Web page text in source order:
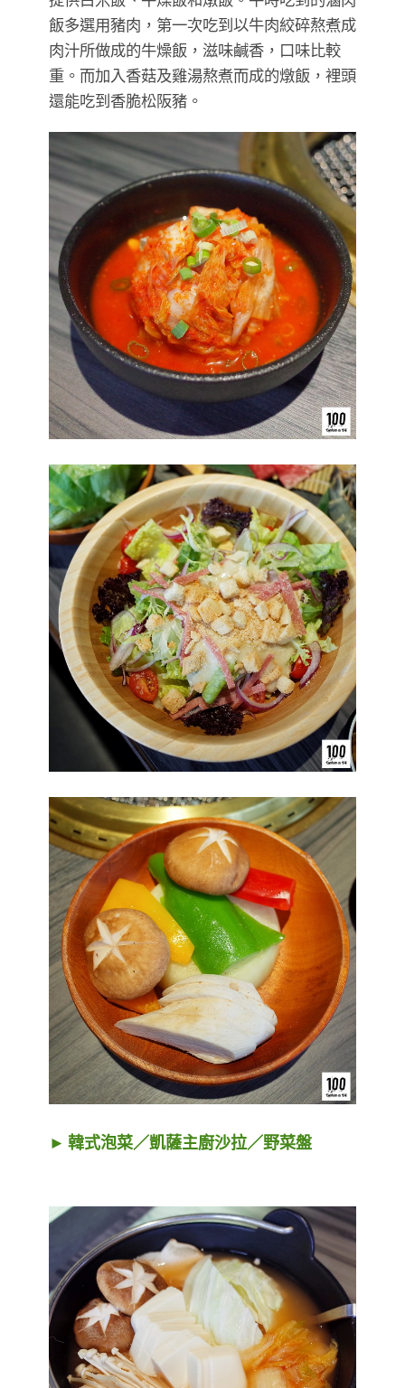
飯多選用豬肉，第一次吃到以牛肉絞碎熬煮成
肉汁所做成的牛燥飯，滋味鹹香，口味比較
重。而加入香菇及雞湯熬煮而成的燉飯，裡頭
還能吃到香脆松阪豬。
► 韓式泡菜／凱薩主廚沙拉／野菜盤